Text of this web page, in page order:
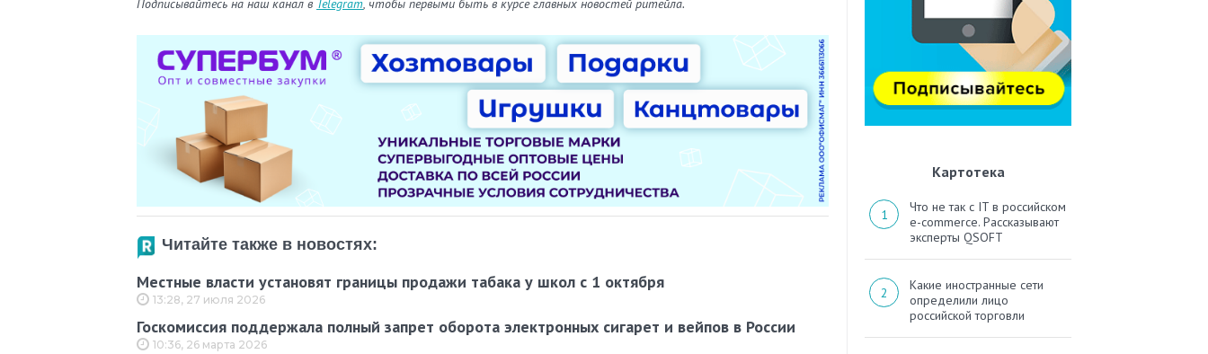
Подписывайтесь на наш канал в Telegram, чтобы первыми быть в курсе главных новостей ритейла.
Читайте также в новостях:
Местные власти установят границы продажи табака у школ с 1 октября
13:28, 27 июля 2026
Госкомиссия поддержала полный запрет оборота электронных сигарет и вейпов в России
10:36, 26 марта 2026
Картотека
Что не так с IT в российском
e-commerce. Рассказывают
эксперты QSOFT
Какие иностранные сети
определили лицо
российской торговли